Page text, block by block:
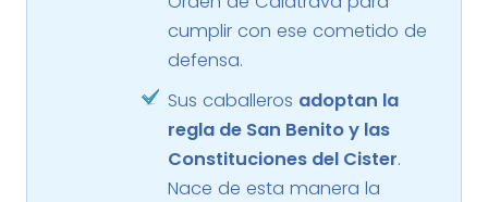
cumplir con ese cometido de
defensa.
Sus caballeros adoptan la
regla de San Benito y las
Constituciones del Cister.
Nace de esta manera la